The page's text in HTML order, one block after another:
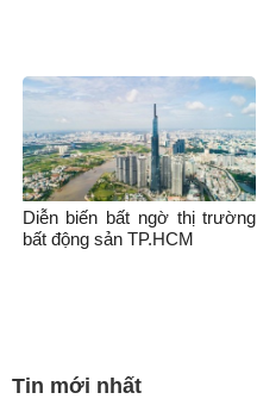
Diễn biến bất ngờ thị trường
bất động sản TP.HCM
Tin mới nhất